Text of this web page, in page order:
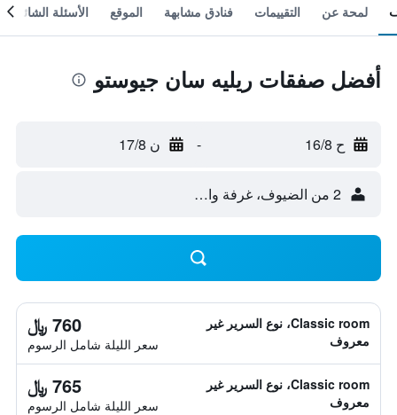
لمحة عن التقييمات فنادق مشابهة الموقع الأسئلة الشائعة
أفضل صفقات ريليه سان جيوستو
ح 16/8 - ن 17/8
2 من الضيوف، غرفة واحدة
Classic room، نوع السرير غير
معروف
760 ﷼
سعر الليلة شامل الرسوم
Classic room، نوع السرير غير
معروف
765 ﷼
سعر الليلة شامل الرسوم